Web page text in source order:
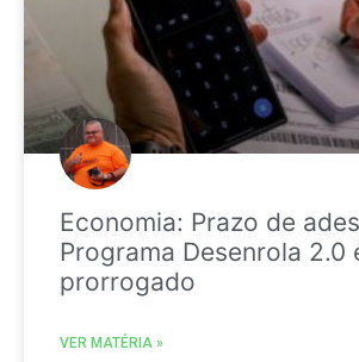
Economia: Prazo de
Programa Desenrola 2.0
prorrogado
VER MATÉRIA »